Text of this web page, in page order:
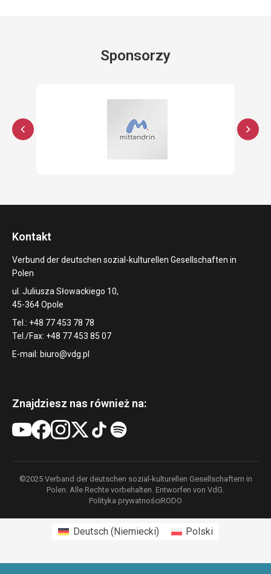
Sponsorzy
Kontakt
Verbund der deutschen sozial-kulturellen Gesellschaften in
Polen
ul. Juliusza Słowackiego 10,
45-364 Opole
Tel.: +48 77 453 78 78
Tel./Fax: +48 77 453 85 07
E-mail: biuro@vdg.pl
Znajdziesz nas również na:
©2025 Verband der deutschen sozial-kulturellen Gesellschaftern in
Polen. Alle Rechte vorbehalten. Entworfen von VdG.
Polityka prywatnościRODO
Deutsch(Niemiecki) Polski